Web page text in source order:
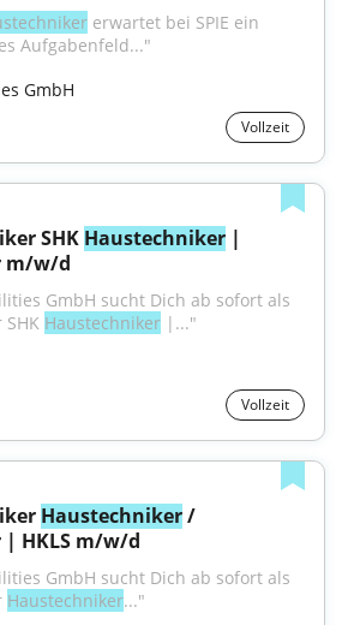
erwartet bei SPIE ein
Aufgabenfeld..."
GmbH
Vollzeit
SHK Haustechniker |
m/w/d
GmbH sucht Dich ab sofort als
Haustechniker |..."
Vollzeit
Haustechniker /
| HKLS m/w/d
GmbH sucht Dich ab sofort als
Haustechniker..."